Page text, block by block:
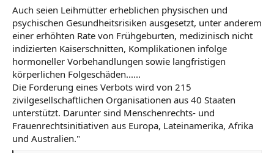
Auch seien Leihmütter erheblichen physischen und
psychischen Gesundheitsrisiken ausgesetzt, unter anderem
einer erhöhten Rate von Frühgeburten, medizinisch nicht
indizierten Kaiserschnitten, Komplikationen infolge
hormoneller Vorbehandlungen sowie langfristigen
körperlichen Folgeschäden......
Die Forderung eines Verbots wird von 215
zivilgesellschaftlichen Organisationen aus 40 Staaten
unterstützt. Darunter sind Menschenrechts- und
Frauenrechtsinitiativen aus Europa, Lateinamerika, Afrika
und Australien."